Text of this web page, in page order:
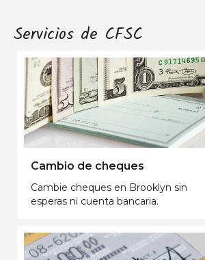
Servicios de CFSC
Cambio de cheques
Cambie cheques en Brooklyn sin
esperas ni cuenta bancaria.